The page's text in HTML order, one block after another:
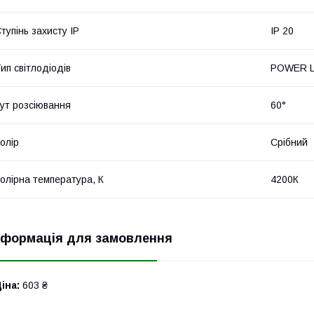
захисту IP IP 20
світлодіодів POWER
розсіювання 60°
Срібний
температура, К 4200К
для замовлення
603 ₴